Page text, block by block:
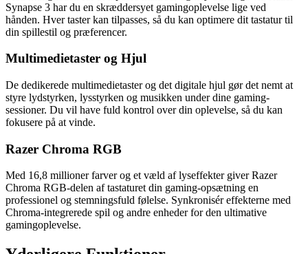
Synapse 3 har du en skræddersyet gamingoplevelse lige ved
hånden. Hver taster kan tilpasses, så du kan optimere dit tastatur til
din spillestil og præferencer.
Multimedietaster og Hjul
De dedikerede multimedietaster og det digitale hjul gør det nemt at
styre lydstyrken, lysstyrken og musikken under dine gaming-
sessioner. Du vil have fuld kontrol over din oplevelse, så du kan
fokusere på at vinde.
Razer Chroma RGB
Med 16,8 millioner farver og et væld af lyseffekter giver Razer
Chroma RGB-delen af tastaturet din gaming-opsætning en
professionel og stemningsfuld følelse. Synkronisér effekterne med
Chroma-integrerede spil og andre enheder for den ultimative
gamingoplevelse.